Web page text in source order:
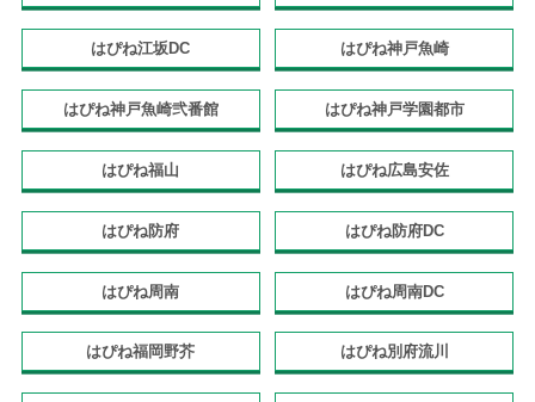
はぴね江坂DC はぴね神戸魚崎
はぴね神戸魚崎弐番館 はぴね神戸学園都市
はぴね福山 はぴね広島安佐
はぴね防府 はぴね防府DC
はぴね周南 はぴね周南DC
はぴね福岡野芥 はぴね別府流川